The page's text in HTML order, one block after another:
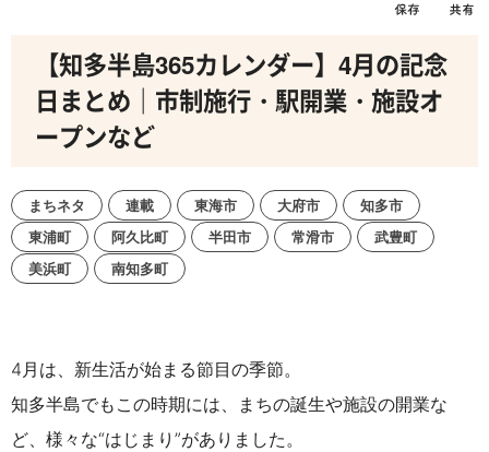
【知多半島365カレンダー】4月の記念
日まとめ｜市制施行・駅開業・施設オ
ープンなど
まちネタ 連載 東海市 大府市
知多市
東浦町
阿久比町 半田市 常滑市
武豊町
美浜町
南知多町
4月は、新生活が始まる節目の季節。
知多半島でもこの時期には、まちの誕生や施設の開業な
ど、様々な“はじまり”がありました。